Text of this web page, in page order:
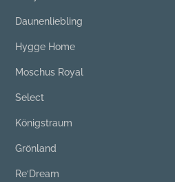
Daunenliebling
Hygge Home
Moschus Royal
Select
Königstraum
Grönland
Re‘Dream